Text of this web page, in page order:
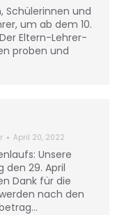
Schülerinnen und
um ab dem 10.
Eltern-Lehrer-
proben und
April 20, 2022
Unsere
den 29. April
Dank für die
nach den